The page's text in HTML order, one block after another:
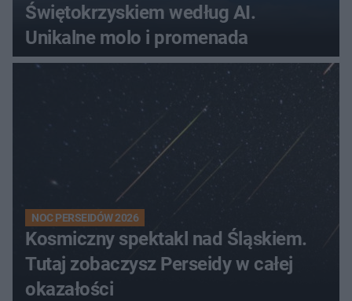
Świętokrzyskiem według AI.
Unikalne molo i promenada
NOC PERSEIDÓW 2026
Kosmiczny spektakl nad Śląskiem.
Tutaj zobaczysz Perseidy w całej
okazałości